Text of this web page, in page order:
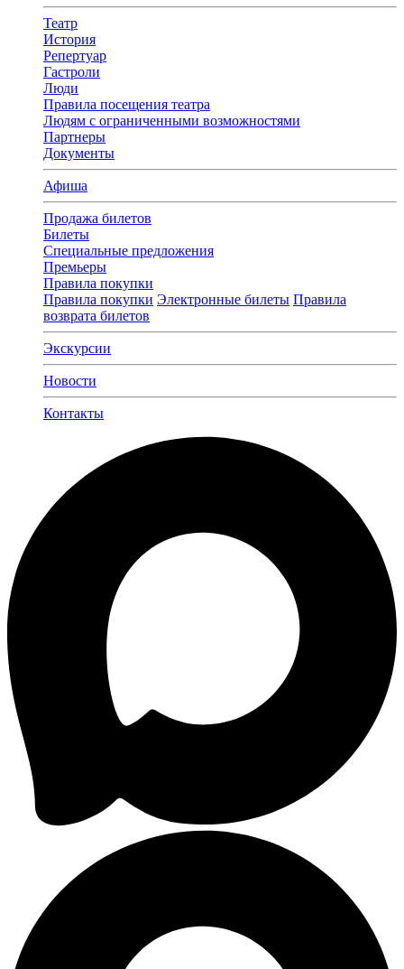
Театр
История
Репертуар
Гастроли
Люди
Правила посещения театра
Людям с ограниченными возможностями
Партнеры
Документы
Афиша
Продажа билетов
Билеты
Специальные предложения
Премьеры
Правила покупки
Правила покупки Электронные билеты Правила
возврата билетов
Экскурсии
Новости
Контакты